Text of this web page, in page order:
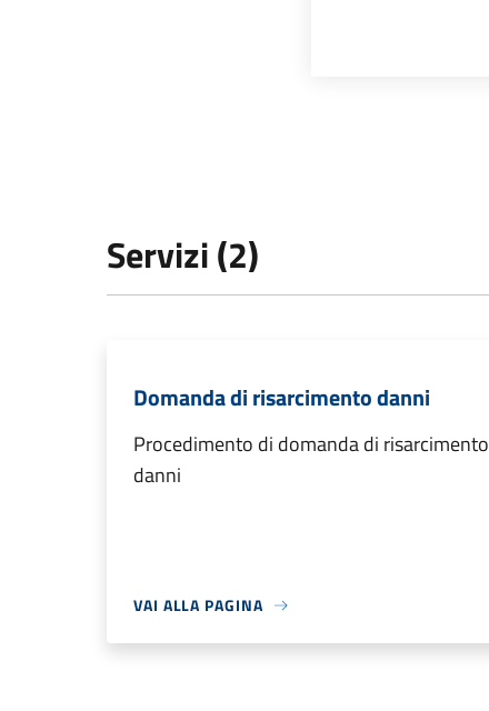
Servizi (2)
Domanda di risarcimento danni
Procedimento di domanda di risarcimento
danni
VAI ALLA PAGINA